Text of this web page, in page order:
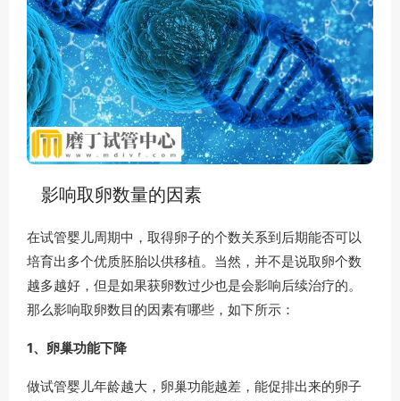
影响取卵数量的因素
在试管婴儿周期中，取得卵子的个数关系到后期能否可以
培育出多个优质胚胎以供移植。当然，并不是说取卵个数
越多越好，但是如果获卵数过少也是会影响后续治疗的。
那么影响取卵数目的因素有哪些，如下所示：
1、卵巢功能下降
做试管婴儿年龄越大，卵巢功能越差，能促排出来的卵子